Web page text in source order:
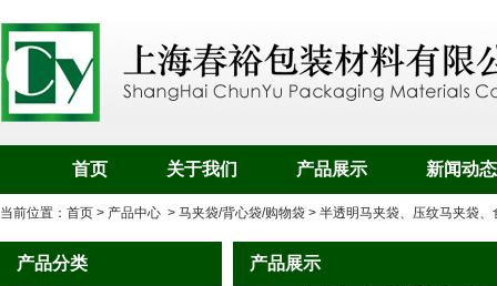
首页 关于我们 产品展示 新闻动态
当前位置： 首页 > 产品中心 > 马夹袋/背心袋/购物袋 > 半透明马夹袋、压纹马夹袋
产品分类 产品展示